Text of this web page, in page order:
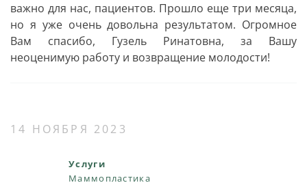
важно для нас, пациентов. Прошло еще три месяца,
но я уже очень довольна результатом. Огромное
Вам спасибо, Гузель Ринатовна, за Вашу
неоценимую работу и возвращение молодости!
14 НОЯБРЯ 2023
Услуги
Маммопластика